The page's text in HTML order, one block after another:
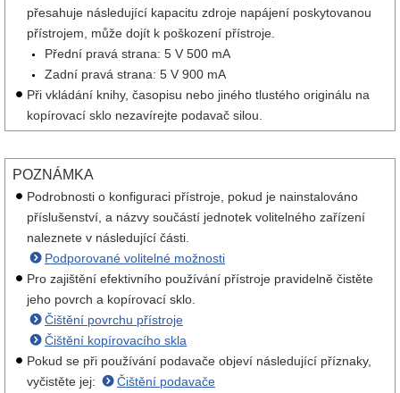
přesahuje následující kapacitu zdroje napájení poskytovanou
přístrojem, může dojít k poškození přístroje.
Přední pravá strana: 5 V 500 mA
Zadní pravá strana: 5 V 900 mA
Při vkládání knihy, časopisu nebo jiného tlustého originálu na
kopírovací sklo nezavírejte podavač silou.
POZNÁMKA
Podrobnosti o konfiguraci přístroje, pokud je nainstalováno
příslušenství, a názvy součástí jednotek volitelného zařízení
naleznete v následující části.
Podporované volitelné možnosti
Pro zajištění efektivního používání přístroje pravidelně čistěte
jeho povrch a kopírovací sklo.
Čištění povrchu přístroje
Čištění kopírovacího skla
Pokud se při používání podavače objeví následující příznaky,
vyčistěte jej:
Čištění podavače